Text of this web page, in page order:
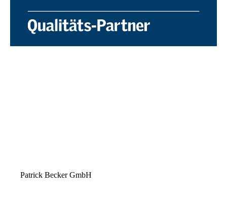
Patrick Becker GmbH